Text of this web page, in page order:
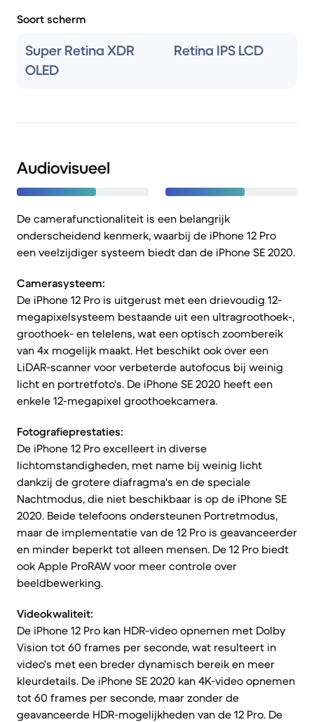
Soort scherm
Super Retina XDR
OLED
Retina IPS LCD
Audiovisueel
De camerafunctionaliteit is een belangrijk
onderscheidend kenmerk, waarbij de iPhone 12 Pro
een veelzijdiger systeem biedt dan de iPhone SE 2020.
Camerasysteem:
De iPhone 12 Pro is uitgerust met een drievoudig 12-
megapixelsysteem bestaande uit een ultragroothoek-,
groothoek- en telelens, wat een optisch zoombereik
van 4x mogelijk maakt. Het beschikt ook over een
LiDAR-scanner voor verbeterde autofocus bij weinig
licht en portretfoto's. De iPhone SE 2020 heeft een
enkele 12-megapixel groothoekcamera.
Fotografieprestaties:
De iPhone 12 Pro excelleert in diverse
lichtomstandigheden, met name bij weinig licht
dankzij de grotere diafragma's en de speciale
Nachtmodus, die niet beschikbaar is op de iPhone SE
2020. Beide telefoons ondersteunen Portretmodus,
maar de implementatie van de 12 Pro is geavanceerder
en minder beperkt tot alleen mensen. De 12 Pro biedt
ook Apple ProRAW voor meer controle over
beeldbewerking.
Videokwaliteit:
De iPhone 12 Pro kan HDR-video opnemen met Dolby
Vision tot 60 frames per seconde, wat resulteert in
video's met een breder dynamisch bereik en meer
kleurdetails. De iPhone SE 2020 kan 4K-video opnemen
tot 60 frames per seconde, maar zonder de
geavanceerde HDR-mogelijkheden van de 12 Pro. De